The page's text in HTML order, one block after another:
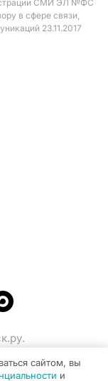
СМИ ЭЛ №ФС
в сфере связи,
23.11.2017
и массовых
сайтом, вы
и